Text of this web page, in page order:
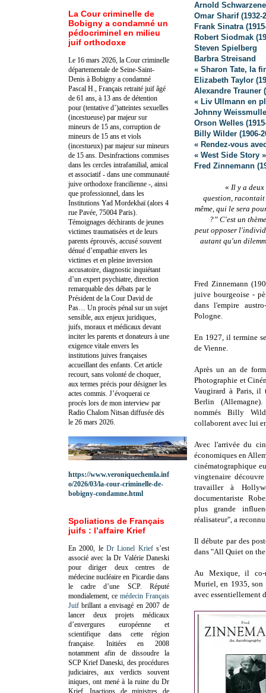
Arnold
Omar Sharif (1932-
Frank Sinatra
Robert Siodmak
Steven Spielberg
Barbra Streisand
« Sharon Tate, la
Elizabeth Taylor
Alexandre Trauner
« Liv Ullmann en
Johnny
Orson Welles
Billy Wilder (1906-
« Rendez-vous
« West Side Story
Fred Zinnemann
« Il y a
question, racontait
même, qui le sera
?” C'est un
peut opposer
autant qu'un
Fred Zinnemann
juive bourgeoise -
dans l'empire
Pologne.
En 1927, il termine
de Vienne.
Après un an de
Photographie et
Vaugirard à Paris, il
Berlin
nommés Billy
collaborent avec lui
Avec l'arrivée du
économiques en
cinématographique
vingtenaire
travailler à
documentariste
plus grande
réalisateur", a
Il débute par des
dans "All Quiet on
Au Mexique, il co-
Muriel, en 1935,
avec essentiellement
La Cour criminelle de
Bobigny a condamné un
pédocriminel en milieu
juif orthodoxe
Le 16 mars 2026, la Cour criminelle
départementale de Seine-Saint-
Denis à Bobigny a condamné
Pascal H., Français retraité juif âgé
de 61 ans, à 13 ans de détention
pour (tentative d’)atteintes sexuelles
(incestueuse) par majeur sur
mineurs de 15 ans, corruption de
mineurs de 15 ans et viols
(incestueux) par majeur sur mineurs
de 15 ans. Desinfractions commises
dans les cercles intrafamilial, amical
et associatif - dans une communauté
juive orthodoxe francilienne -, ainsi
que professionnel, dans les
Institutions Yad Mordekhaï (alors 4
rue Pavée, 75004 Paris).
Témoignages déchirants de jeunes
victimes traumatisées et de leurs
parents éprouvés, accusé souvent
dénué d’empathie envers les
victimes et en pleine inversion
accusatoire, diagnostic inquiétant
d’un expert psychiatre, direction
remarquable des débats par le
Président de la Cour David de
Pas… Un procès pénal sur un sujet
sensible, aux enjeux juridiques,
juifs, moraux et médicaux devant
inciter les parents et donateurs à une
exigence vitale envers les
institutions juives françaises
accueillant des enfants. Cet article
recourt, sans volonté de choquer,
aux termes précis pour désigner les
actes commis. J’évoquerai ce
procès lors de mon interview par
Radio Chalom Nitsan diffusée dès
le 26 mars 2026.
https://www.veroniquechemla.inf
o/2026/03/la-cour-criminelle-de-
bobigny-condamne.html
Spoliations de Français
juifs : l’affaire Krief
En 2000, le Dr Lionel Kriefs’est
associé avec la Dr Valérie Daneski
pour diriger deux centres de
médecine nucléaire en Picardie dans
le cadre d’une SCP. Réputé
mondialement, ce médecin Français
Juif brillant a envisagé en 2007 de
lancer deux projets médicaux
d’envergures européenne et
scientifique dans cette région
française. Initiées en 2008
notamment afin de dissoudre la
SCP Krief Daneski, des procédures
judiciaires, aux verdicts souvent
iniques, ont mené à la ruine du Dr
Krief.Inactions de ministres de